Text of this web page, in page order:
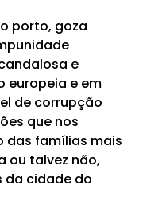
porto, goza
e
europeia e em
de corrupção
que nos
das famílias mais
ou talvez não,
da cidade do